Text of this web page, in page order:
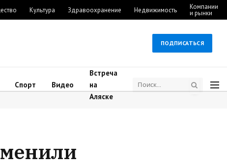
Культура Здравоохранение Недвижимость Компании
и рынки
ПОДПИСАТЬСЯ
Спорт Видео
Встреча
на
Аляске